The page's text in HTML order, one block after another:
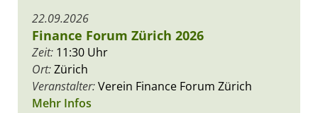
22.09.2026
Finance Forum Zürich 2026
Zeit: 11:30 Uhr
Ort:Zürich
Veranstalter:Verein Finance Forum Zürich
Mehr Infos